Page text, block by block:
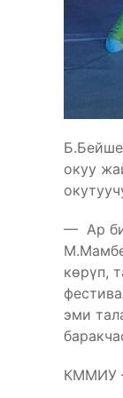
окуу
— Ар
көрүп,
эми
КММИУ